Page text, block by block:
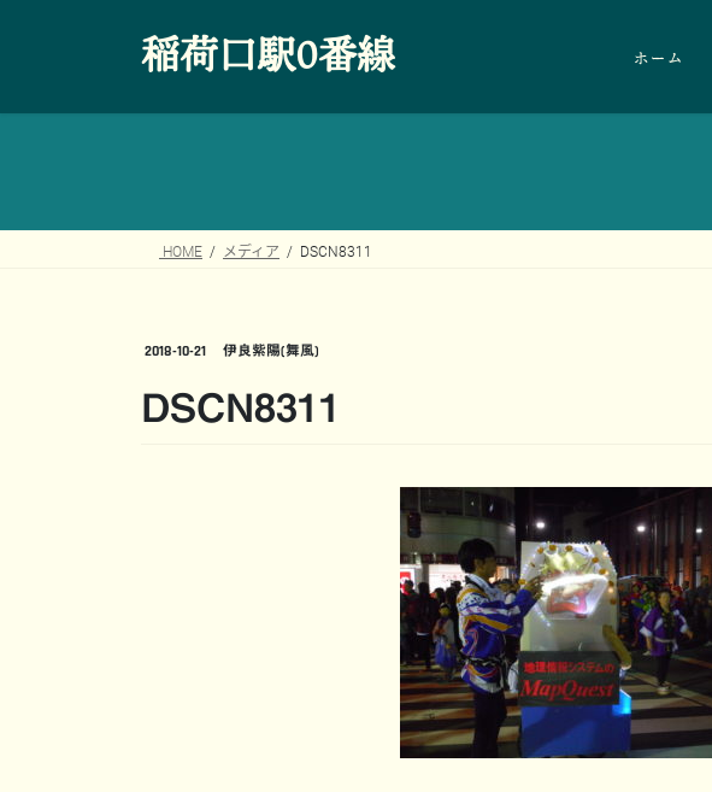
稲荷口駅0番線 ホーム
HOME メディア DSCN8311
2018-10-21 伊良紫陽(舞風)
DSCN8311